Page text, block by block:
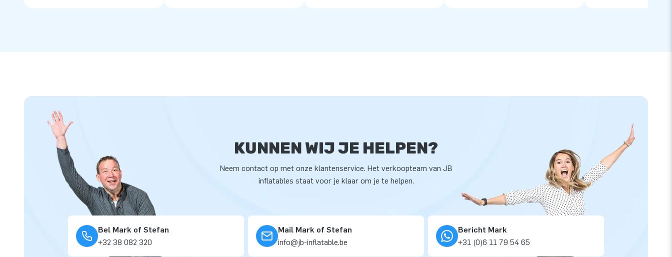
KUNNEN WIJ JE HELPEN?
Neem contact op met onze klantenservice. Het verkoopteam van JB
inflatables staat voor je klaar om je te helpen.
Bel Mark of Stefan
+32 38 082 320
Mail Mark of Stefan
info@jb-inflatable.be
Bericht Mark
+31 (0)6 11 79 54 65